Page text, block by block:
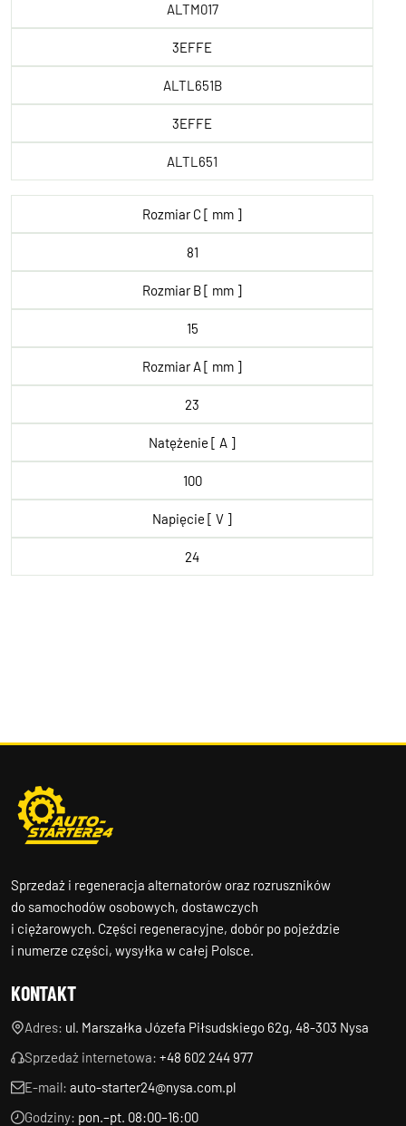
ALTM017
3EFFE
ALTL651B
3EFFE
ALTL651
Rozmiar C [ mm ]
81
Rozmiar B [ mm ]
15
Rozmiar A [ mm ]
23
Natężenie [ A ]
100
Napięcie [ V ]
24
Sprzedaż i regeneracja alternatorów oraz rozruszników
do samochodów osobowych, dostawczych
i ciężarowych. Części regeneracyjne, dobór po pojeździe
i numerze części, wysyłka w całej Polsce.
KONTAKT
Adres: ul. Marszałka Józefa Piłsudskiego 62g, 48-303 Nysa
Sprzedaż internetowa: +48 602 244 977
E-mail: auto-starter24@nysa.com.pl
Godziny: pon.–pt. 08:00–16:00